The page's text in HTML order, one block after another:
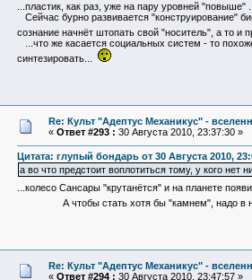
...пластик, как раз, уже на пару уровней
Сейчас бурно развивается "конструирование"
сознание начнёт штопать свой "носитель", а то
...что же касается социальных систем - то
синтезировать...
Re: Культ "Адептус Механикус" -
« Ответ #293 : 30 Августа 2010, 23:37:30 »
Цитата: глупый бондарь от 30 Августа 2010,
а во что предстоит воплотиться тому, у кого нет
...колесо Сансары "крутанётся" и на планете
А чтобы стать хотя бы "камнем", надо в
Re: Культ "Адептус Механикус" -
« Ответ #294 : 30 Августа 2010, 23:47:57 »